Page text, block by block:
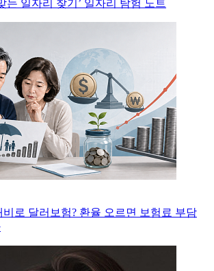
는 일자리 찾기’ 일자리 탐험 노트
비로 달러보험? 환율 오르면 보험료 부담